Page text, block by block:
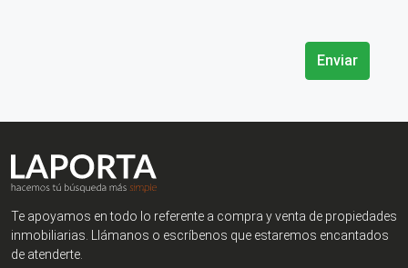
Enviar
Te apoyamos en todo lo referente a compra y venta de propiedades
inmobiliarias. Llámanos o escríbenos que estaremos encantados
de atenderte.